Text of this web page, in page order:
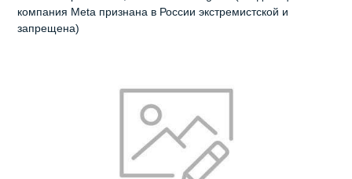
компания Meta признана в России экстремистской и
запрещена)